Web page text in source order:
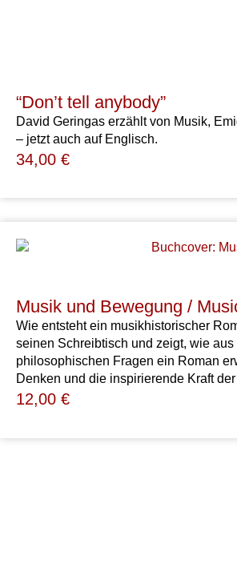
“Don’t tell anybody”
David Geringas erzählt von Musik,
– jetzt auch auf Englisch.
34,00 €
Musik und Bewegung /
Wie entsteht ein musikhistorischer
seinen Schreibtisch und zeigt, wie
philosophischen Fragen ein Roman
Denken und die inspirierende Kraft
12,00 €